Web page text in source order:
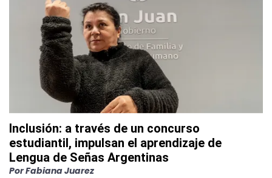
Inclusión: a través de un concurso
estudiantil, impulsan el aprendizaje de
Lengua de Señas Argentinas
PorFabiana Juarez